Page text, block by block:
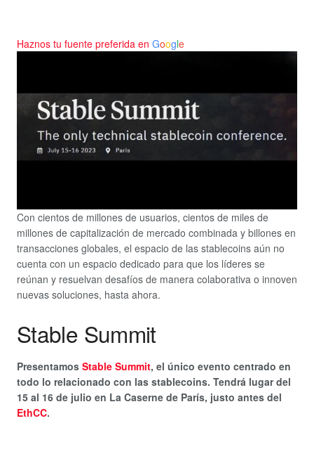
Haznos tu fuente preferida en Google
Con cientos de millones de usuarios, cientos de miles de
millones de capitalización de mercado combinada y billones en
transacciones globales, el espacio de las stablecoins aún no
cuenta con un espacio dedicado para que los líderes se
reúnan y resuelvan desafíos de manera colaborativa o innoven
nuevas soluciones, hasta ahora.
Stable Summit
Presentamos Stable Summit, el único evento centrado en
todo lo relacionado con las stablecoins. Tendrá lugar del
15 al 16 de julio en La Caserne de París, justo antes del
EthCC.